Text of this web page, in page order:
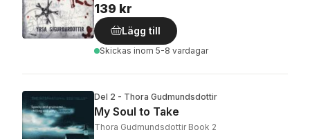
139 kr
Lägg till
Skickas inom 5-8 vardagar
Del 2 - Thora Gudmundsdottir
My Soul to Take
Thora Gudmundsdottir Book 2